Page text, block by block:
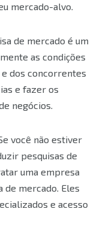
mercado-alvo.
de mercado é um
as condições
dos concorrentes
e fazer os
negócios.
você não estiver
pesquisas de
uma empresa
mercado. Eles
e acesso